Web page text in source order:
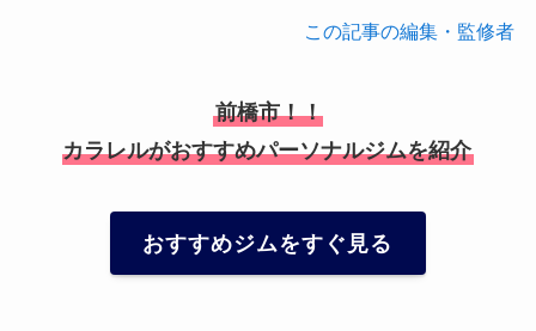
この記事の編集・監修者
前橋市！！
カラレルがおすすめパーソナルジムを紹介
おすすめジムをすぐ見る